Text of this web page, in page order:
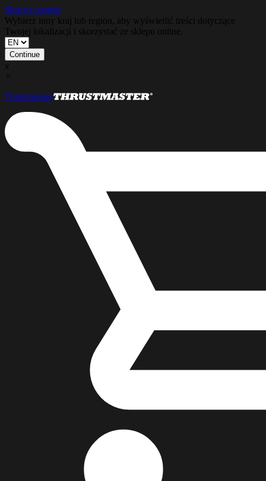
Skip to content
Wybierz inny kraj lub region, aby wyświetlić treści dotyczące
Twojej lokalizacji i skorzystać ze sklepu online.
Continue
x
×
Thrustmaster